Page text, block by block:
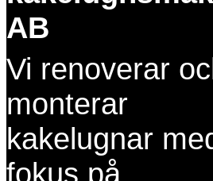
AB
Vi renoverar
monterar
kakelugnar
fokus på